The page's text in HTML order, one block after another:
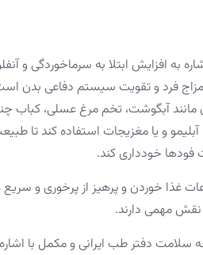
به افزایش ابتلا به سرماخوردگی و
فرد و تقویت سیستم دفاعی بدن
آبگوشت، تخم مرغ عسلی، کباب
و یا مغزیجات استفاده کند
فودها خودداری کند.
غذا خوردن و پرهیز از پرخوری و
نقش مهمی دارند.
دفتر طب ایرانی و مکمل با اشاره